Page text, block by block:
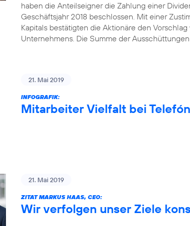
haben die Anteilseigner die Zahlung einer
Geschäftsjahr 2018 beschlossen. Mit einer
Kapitals bestätigten die Aktionäre den
Unternehmens. Die Summe der
21. Mai 2019
INFOGRAFIK:
Mitarbeiter Vielfalt bei
21. Mai 2019
ZITAT MARKUS HAAS, CEO:
Wir verfolgen unser Ziele